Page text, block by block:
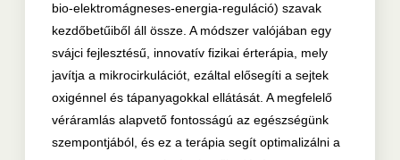
bio-elektromágneses-energia-reguláció) szavak
kezdőbetűiből áll össze. A módszer valójában egy
svájci fejlesztésű, innovatív fizikai érterápia, mely
javítja a mikrocirkulációt, ezáltal elősegíti a sejtek
oxigénnel és tápanyagokkal ellátását. A megfelelő
véráramlás alapvető fontosságú az egészségünk
szempontjából, és ez a terápia segít optimalizálni a